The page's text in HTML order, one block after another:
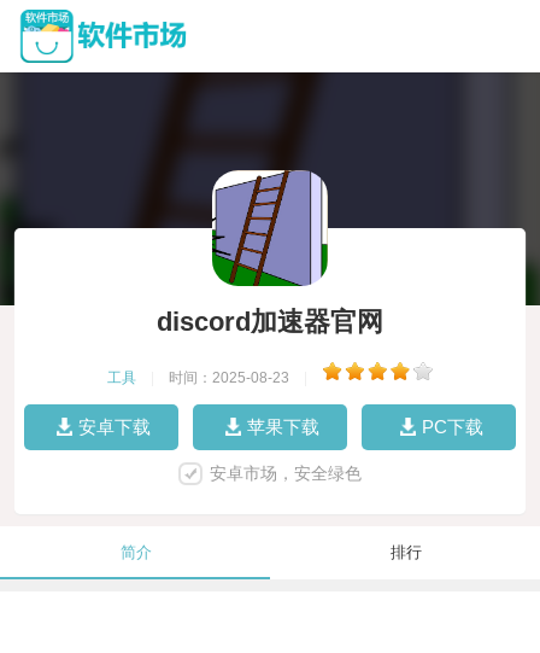
discord加速器官网
工具 时间：2025-08-23
安卓下载 苹果下载 PC下载
安卓市场，安全绿色
简介 排行